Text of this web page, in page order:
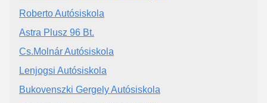
Roberto Autósiskola
Astra Plusz 96 Bt.
Cs.Molnár Autósiskola
Lenjogsi Autósiskola
Bukovenszki Gergely Autósiskola